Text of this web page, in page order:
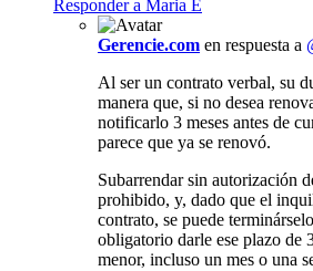
Responder a Maria E
Gerencie.com en respuesta a
Al ser un contrato verbal, su
manera que, si no desea
notificarlo 3 meses antes de
parece que ya se renovó.
Subarrendar sin autorización
prohibido, y, dado que el
contrato, se puede
obligatorio darle ese plazo de
menor, incluso un mes o una